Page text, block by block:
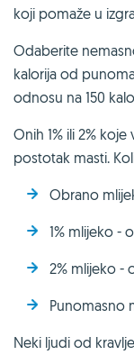
koji pomaže u
Odaberite
kalorija od
odnosu na 150
Onih 1% ili 2%
postotak masti.
Obrano
1% mlijeko -
2% mlijeko -
Punomasno
Neki ljudi od